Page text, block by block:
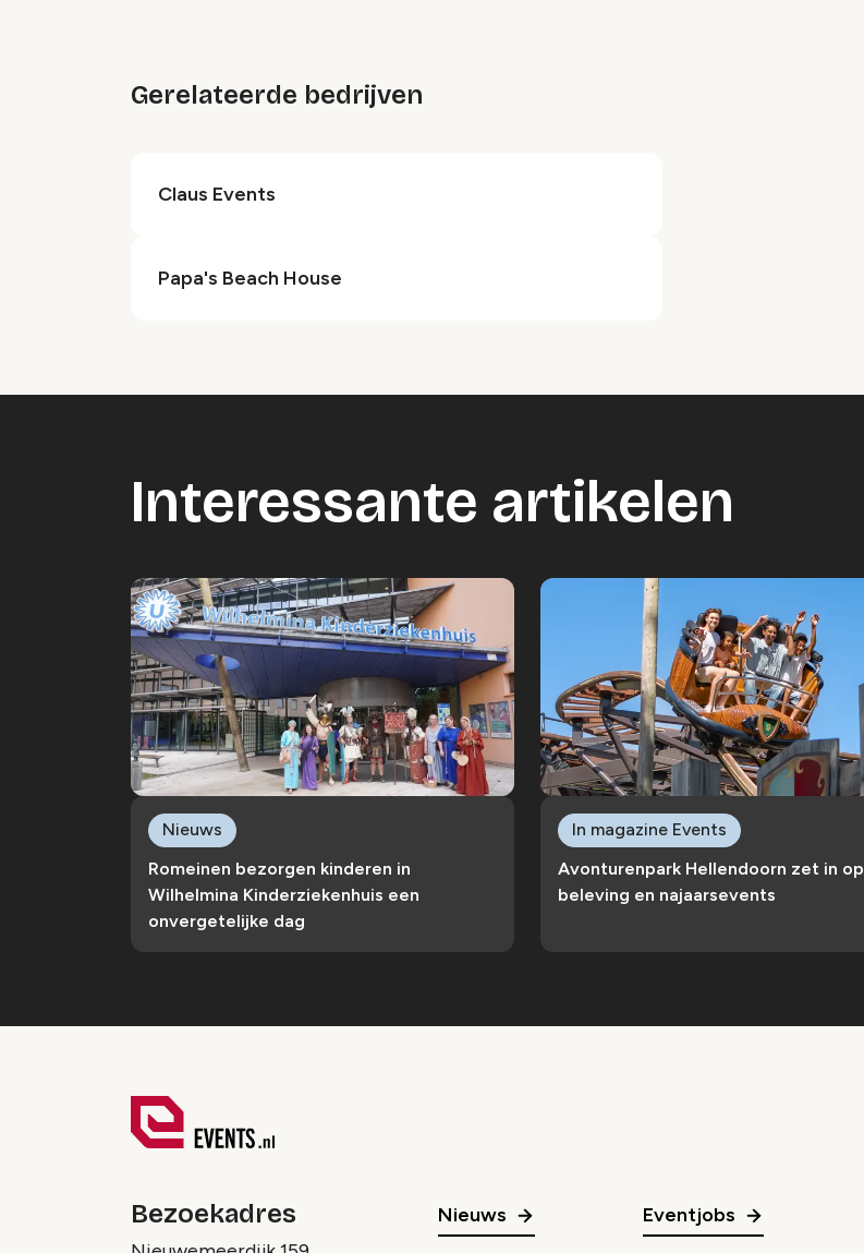
Gerelateerde bedrijven
Claus Events
Papa's Beach House
Interessante artikelen
Romeinen bezorgen kinderen in
Wilhelmina Kinderziekenhuis een
onvergetelijke dag
Nieuws
Avonturenpark Hellendoorn zet in op
beleving en najaarsevents
In magazine Events
Bezoekadres Nieuws Eventjobs